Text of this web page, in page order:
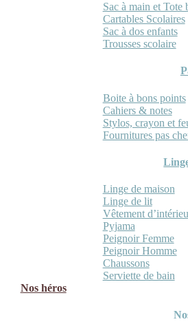
Sac à main et Tote
Cartables Scolaires
Sac à dos enfants
Trousses scolaire
Boite à bons points
Cahiers & notes
Stylos, crayon et
Fournitures pas
Linge de maison
Linge de lit
Vêtement
Pyjama
Peignoir Femme
Peignoir Homme
Chaussons
Serviette de bain
Nos héros